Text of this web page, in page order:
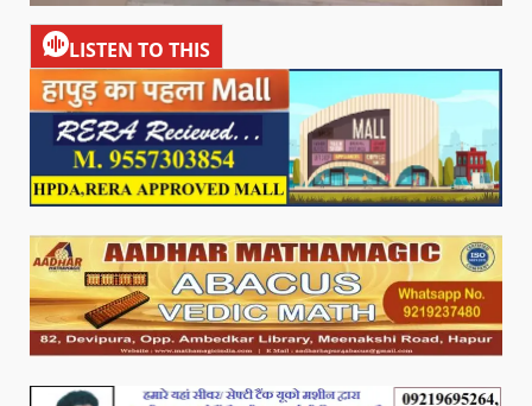
LISTEN TO THIS